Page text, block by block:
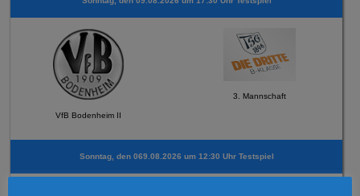
VfB Bodenheim II
3. Mannschaft
Sonntag, den 069.08.2026 um 12:30 Uhr Testspiel